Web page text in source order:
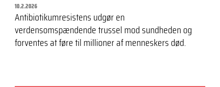
10.2.2026
Antibiotikumresistens udgør en
verdensomspændende trussel mod sundheden og
forventes at føre til millioner af menneskers død.